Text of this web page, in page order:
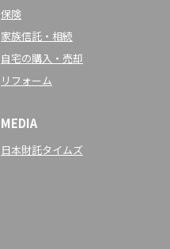
保険
家族信託・相続
自宅の購入・売却
リフォーム
MEDIA
日本財託タイムズ